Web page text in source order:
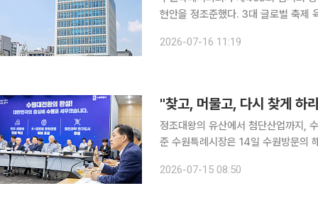
현안을 정조준했다. 3대 글로벌 축제 육성부터 공공도서관 건립, 소규모 공동주택 관리까지 의원들
의회 문화체육교육위원회 의원(더불어
2026-07-16 11:19
정조대왕의 유산에서 첨단산업까지, 수
준 수원특례시장은 14일 수원방문의
재를 종합하면 이 시장은 14일 시청
2026-07-15 08:50